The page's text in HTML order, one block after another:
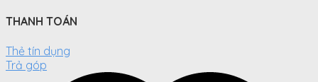
THANH TOÁN
Thẻ tín dụng
Trả góp